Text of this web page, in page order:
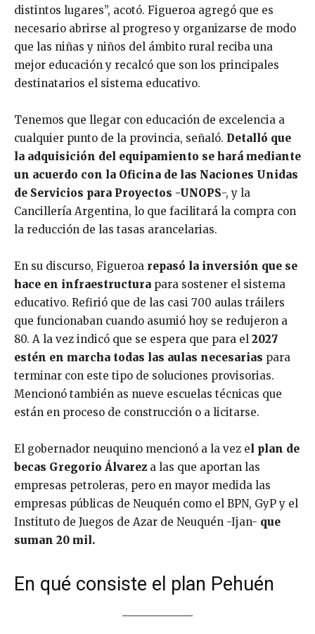
distintos lugares”, acotó. Figueroa agregó que es
necesario abrirse al progreso y organizarse de modo
que las niñas y niños del ámbito rural reciba una
mejor educación y recalcó que son los principales
destinatarios el sistema educativo.
Tenemos que llegar con educación de excelencia a
cualquier punto de la provincia, señaló. Detalló que
la adquisición del equipamiento se hará mediante
un acuerdo con la Oficina de las Naciones Unidas
de Servicios para Proyectos -UNOPS-, y la
Cancillería Argentina, lo que facilitará la compra con
la reducción de las tasas arancelarias.
En su discurso, Figueroa repasó la inversión que se
hace en infraestructura para sostener el sistema
educativo. Refirió que de las casi 700 aulas tráilers
que funcionaban cuando asumió hoy se redujeron a
80. A la vez indicó que se espera que para el 2027
estén en marcha todas las aulas necesarias para
terminar con este tipo de soluciones provisorias.
Mencionó también as nueve escuelas técnicas que
están en proceso de construcción o a licitarse.
El gobernador neuquino mencionó a la vez el plan de
becas Gregorio Álvarez a las que aportan las
empresas petroleras, pero en mayor medida las
empresas públicas de Neuquén como el BPN, GyP y el
Instituto de Juegos de Azar de Neuquén -Ijan- que
suman 20 mil.
En qué consiste el plan Pehuén